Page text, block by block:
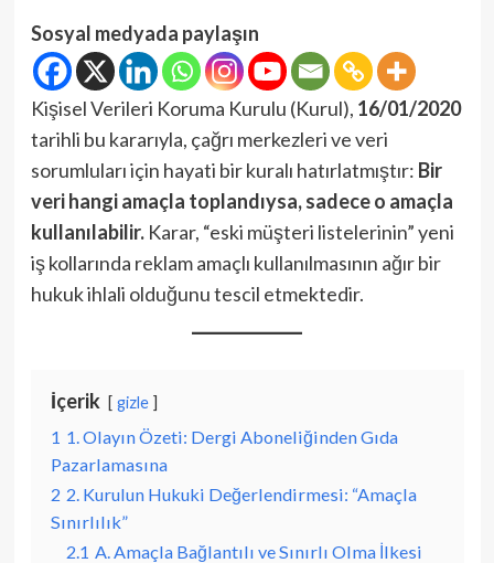
Sosyal medyada paylaşın
Kişisel Verileri Koruma Kurulu (Kurul), 16/01/2020
tarihli bu kararıyla, çağrı merkezleri ve veri
sorumluları için hayati bir kuralı hatırlatmıştır: Bir
veri hangi amaçla toplandıysa, sadece o amaçla
kullanılabilir.Karar, “eski müşteri listelerinin” yeni
iş kollarında reklam amaçlı kullanılmasının ağır bir
hukuk ihlali olduğunu tescil etmektedir.
İçerik gizle
1 1. Olayın Özeti: Dergi Aboneliğinden Gıda
Pazarlamasına
2 2. Kurulun Hukuki Değerlendirmesi: “Amaçla
Sınırlılık”
2.1 A. Amaçla Bağlantılı ve Sınırlı Olma İlkesi